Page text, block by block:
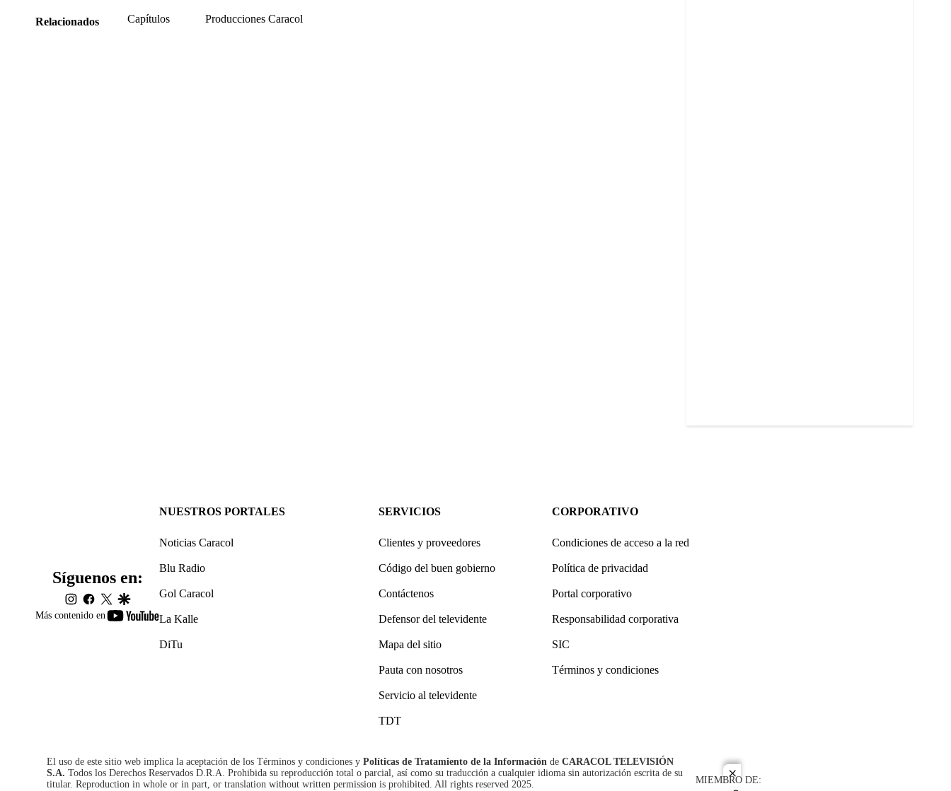
close
Relacionados Capítulos Producciones Caracol
Más contenido en
youtube-
Síguenos en:
instagram
facebook
twittergoogle
NUESTROS PORTALES
Noticias Caracol
Blu Radio
Gol Caracol
La Kalle
DiTu
SERVICIOS
Clientes y proveedores
Código del buen gobierno
Contáctenos
Defensor del televidente
Mapa del sitio
Pauta con nosotros
Servicio al televidente
TDT
CORPORATIVO
Condiciones de acceso a la red
Política de privacidad
Portal corporativo
Responsabilidad corporativa
SIC
Términos y condiciones
El uso de este sitio web implica la aceptación de los Términos y condiciones y Políticas de Tratamiento de la Información de CARACOL TELEVISIÓN
S.A. Todos los Derechos Reservados D.R.A. Prohibida su reproducción total o parcial, así como su traducción a cualquier idioma sin autorización escrita de su
titular. Reproduction in whole or in part, or translation without written permission is prohibited. All rights reserved 2025.
MIEMBRO DE: